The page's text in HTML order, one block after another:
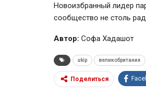
Новоизбранный лидер
сообщество не столь
Автор: Софа Хадашот
ukip великобритания
Поделиться